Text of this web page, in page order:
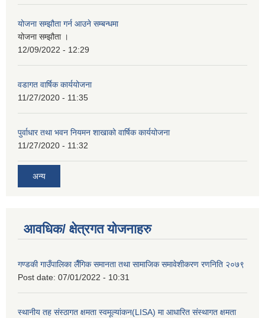
योजना सम्झौता गर्न आउने सम्बन्धमा
योजना सम्झौता ।
12/09/2022 - 12:29
वडागत वार्षिक कार्ययोजना
11/27/2020 - 11:35
पुर्वाधार तथा भवन नियमन शाखाको वार्षिक कार्ययोजना
11/27/2020 - 11:32
अन्य
आवधिक/ क्षेत्रगत योजनाहरु
गण्डकी गाउँपालिका लैँगिक समानता तथा सामाजिक समावेशीकरण रणनिति २०७९
Post date: 07/01/2022 - 10:31
स्थानीय तह संस्ठागत क्षमता स्वमूल्यांकन(LISA) मा आधारित संस्थागत क्षमता